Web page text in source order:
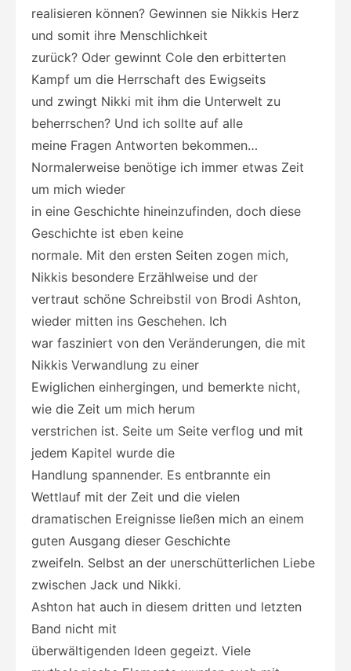
realisieren können? Gewinnen sie Nikkis Herz
und somit ihre Menschlichkeit
zurück? Oder gewinnt Cole den erbitterten
Kampf um die Herrschaft des Ewigseits
und zwingt Nikki mit ihm die Unterwelt zu
beherrschen? Und ich sollte auf alle
meine Fragen Antworten bekommen…
Normalerweise benötige ich immer etwas Zeit
um mich wieder
in eine Geschichte hineinzufinden, doch diese
Geschichte ist eben keine
normale. Mit den ersten Seiten zogen mich,
Nikkis besondere Erzählweise und der
vertraut schöne Schreibstil von Brodi Ashton,
wieder mitten ins Geschehen. Ich
war fasziniert von den Veränderungen, die mit
Nikkis Verwandlung zu einer
Ewiglichen einhergingen, und bemerkte nicht,
wie die Zeit um mich herum
verstrichen ist. Seite um Seite verflog und mit
jedem Kapitel wurde die
Handlung spannender. Es entbrannte ein
Wettlauf mit der Zeit und die vielen
dramatischen Ereignisse ließen mich an einem
guten Ausgang dieser Geschichte
zweifeln. Selbst an der unerschütterlichen Liebe
zwischen Jack und Nikki.
Ashton hat auch in diesem dritten und letzten
Band nicht mit
überwältigenden Ideen gegeizt. Viele